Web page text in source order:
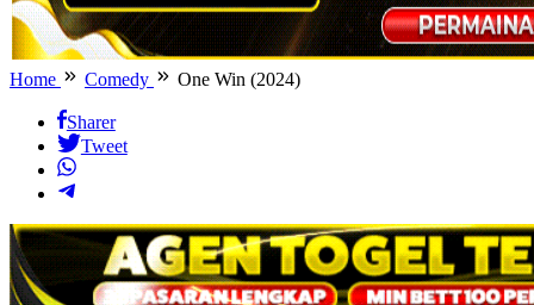
Home Comedy One Win (2024)
Sharer
Tweet